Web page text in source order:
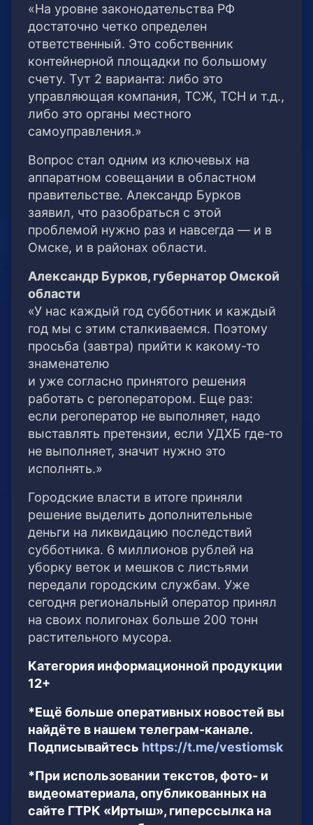
«На уровне законодательства РФ
достаточно четко определен
ответственный. Это собственник
контейнерной площадки по большому
счету. Тут 2 варианта: либо это
управляющая компания, ТСЖ, ТСН и т.д.,
либо это органы местного
самоуправления.»
Вопрос стал одним из ключевых на
аппаратном совещании в областном
правительстве. Александр Бурков
заявил, что разобраться с этой
проблемой нужно раз и навсегда — и в
Омске, и в районах области.
Александр Бурков, губернатор Омской
области
«У нас каждый год субботник и каждый
год мы с этим сталкиваемся. Поэтому
просьба (завтра) прийти к какому-то
знаменателю
и уже согласно принятого решения
работать с регоператором. Еще раз:
если регоператор не выполняет, надо
выставлять претензии, если УДХБ где-то
не выполняет, значит нужно это
исполнять.»
Городские власти в итоге приняли
решение выделить дополнительные
деньги на ликвидацию последствий
субботника. 6 миллионов рублей на
уборку веток и мешков с листьями
передали городским службам. Уже
сегодня региональный оператор принял
на своих полигонах больше 200 тонн
растительного мусора.
Категория информационной продукции
12+
*Ещё больше оперативных новостей вы
найдёте в нашем телеграм-канале.
Подписывайтесь https://t.me/vestiomsk
*При использовании текстов, фото- и
видеоматериала, опубликованных на
сайте ГТРК «Иртыш», гиперссылка на